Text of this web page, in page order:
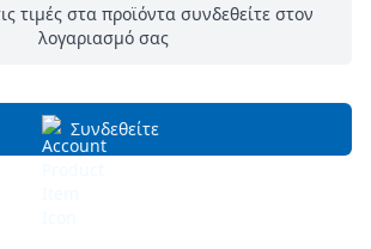
τιμές στα προϊόντα συνδεθείτε στον
λογαριασμό σας
Συνδεθείτε